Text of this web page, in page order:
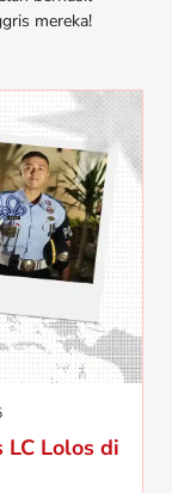
mereka!
Lolos di